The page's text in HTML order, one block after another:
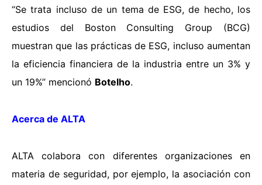
“Se trata incluso de un tema de ESG, de hecho, los
estudios del Boston Consulting Group (BCG)
muestran que las prácticas de ESG, incluso aumentan
la eficiencia financiera de la industria entre un 3% y
un 19%” mencionó Botelho.
Acerca de ALTA
ALTA colabora con diferentes organizaciones en
materia de seguridad, por ejemplo, la asociación con